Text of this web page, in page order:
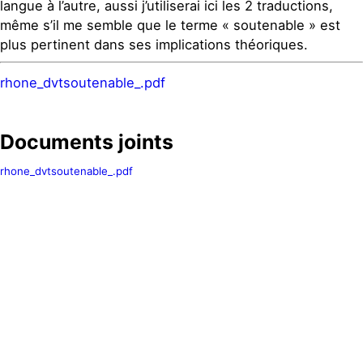
langue à l’autre, aussi j’utiliserai ici les 2 traductions,
même s’il me semble que le terme « soutenable » est
plus pertinent dans ses implications théoriques.
rhone_dvtsoutenable_.pdf
Documents joints
rhone_dvtsoutenable_.pdf